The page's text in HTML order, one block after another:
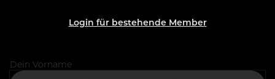
Login für bestehende Member
Dein Vorname